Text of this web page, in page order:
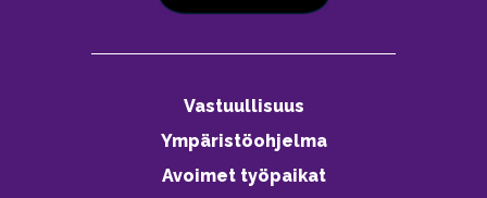
Vastuullisuus
Ympäristöohjelma
Avoimet työpaikat